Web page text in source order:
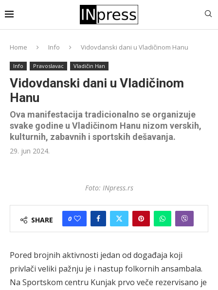
Home Info Vidovdanski dani u Vladičinom Hanu
Info Pravoslavac Vladičin Han
Vidovdanski dani u Vladičinom
Hanu
Ova manifestacija tradicionalno se organizuje
svake godine u Vladičinom Hanu nizom verskih,
kulturnih, zabavnih i sportskih dešavanja.
29. jun 2024.
Foto: INpress.rs
SHARE 0
Pored brojnih aktivnosti jedan od događaja koji
privlači veliki pažnju je i nastup folkornih ansambala.
Na Sportskom centru Kunjak prvo veče rezervisano je